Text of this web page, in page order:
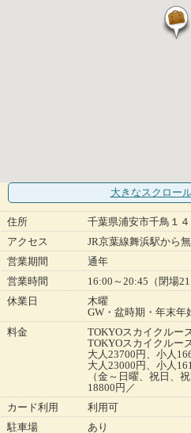
大きなスクロー
住所
千葉県浦安市千鳥１４
アクセス
JR京葉線舞浜駅から
営業期間
通年
営業時間
16:00～20:45（閉場
休業日
木曜
GW・盆時期・年末年
料金
TOKYOスカイクルー
TOKYOスカイクルー
大人23700円、小人
大人23000円、小人
（金～日曜、祝日、
18800円／
カード利用
利用可
駐車場
あり